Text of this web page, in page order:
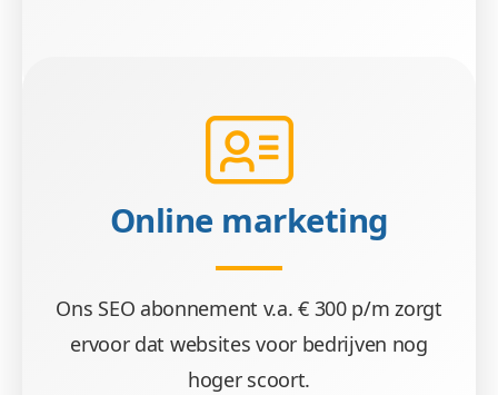
Online marketing
Ons SEO abonnement v.a. € 300 p/m zorgt
ervoor dat websites voor bedrijven nog
hoger scoort.